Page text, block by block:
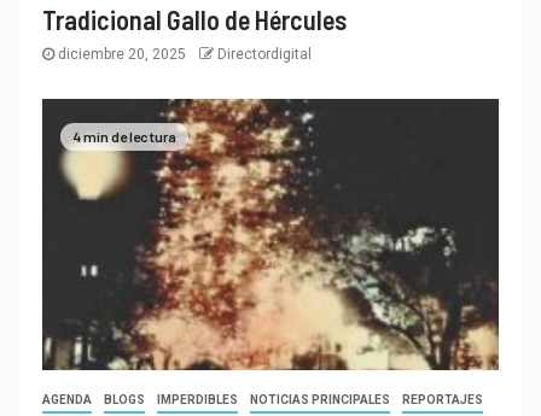
Tradicional Gallo de Hércules
diciembre 20, 2025 Directordigital
4 min de lectura
AGENDA BLOGS IMPERDIBLES NOTICIAS PRINCIPALES REPORTAJES